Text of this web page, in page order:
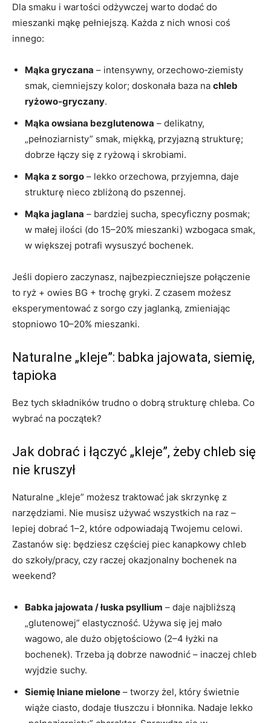
Dla smaku i wartości odżywczej warto dodać do
mieszanki mąkę pełniejszą. Każda z nich wnosi coś
innego:
Mąka gryczana – intensywny, orzechowo‑ziemisty
smak, ciemniejszy kolor; doskonała baza na chleb
ryżowo‑gryczany.
Mąka owsiana bezglutenowa – delikatny,
„pełnoziarnisty” smak, miękką, przyjazną strukturę;
dobrze łączy się z ryżową i skrobiami.
Mąka z sorgo – lekko orzechowa, przyjemna, daje
strukturę nieco zbliżoną do pszennej.
Mąka jaglana – bardziej sucha, specyficzny posmak;
w małej ilości (do 15–20% mieszanki) wzbogaca smak,
w większej potrafi wysuszyć bochenek.
Jeśli dopiero zaczynasz, najbezpieczniejsze połączenie
to ryż + owies BG + trochę gryki. Z czasem możesz
eksperymentować z sorgo czy jaglanką, zmieniając
stopniowo 10–20% mieszanki.
Naturalne „kleje”: babka jajowata, siemię,
tapioka
Bez tych składników trudno o dobrą strukturę chleba. Co
wybrać na początek?
Jak dobrać i łączyć „kleje”, żeby chleb się
nie kruszył
Naturalne „kleje” możesz traktować jak skrzynkę z
narzędziami. Nie musisz używać wszystkich na raz –
lepiej dobrać 1–2, które odpowiadają Twojemu celowi.
Zastanów się: będziesz częściej piec kanapkowy chleb
do szkoły/pracy, czy raczej okazjonalny bochenek na
weekend?
Babka jajowata / łuska psyllium – daje najbliższą
„glutenowej” elastyczność. Używa się jej mało
wagowo, ale dużo objętościowo (2–4 łyżki na
bochenek). Trzeba ją dobrze nawodnić – inaczej chleb
wyjdzie suchy.
Siemię lniane mielone – tworzy żel, który świetnie
wiąże ciasto, dodaje tłuszczu i błonnika. Nadaje lekko